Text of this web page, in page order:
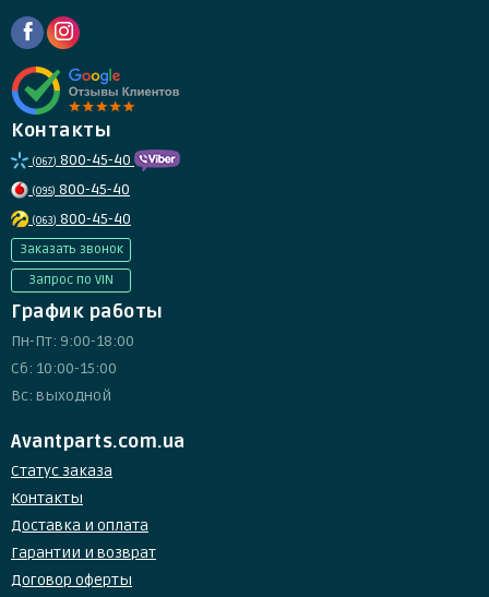
Контакты
(067) 800-45-40
(095) 800-45-40
(063) 800-45-40
Заказать звонок
Запрос по VIN
График работы
Пн-Пт: 9:00-18:00
Сб: 10:00-15:00
Вс: выходной
Avantparts.com.ua
Статус заказа
Контакты
Доставка и оплата
Гарантии и возврат
Договор оферты